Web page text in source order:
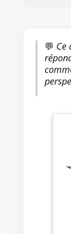
💬 Ce